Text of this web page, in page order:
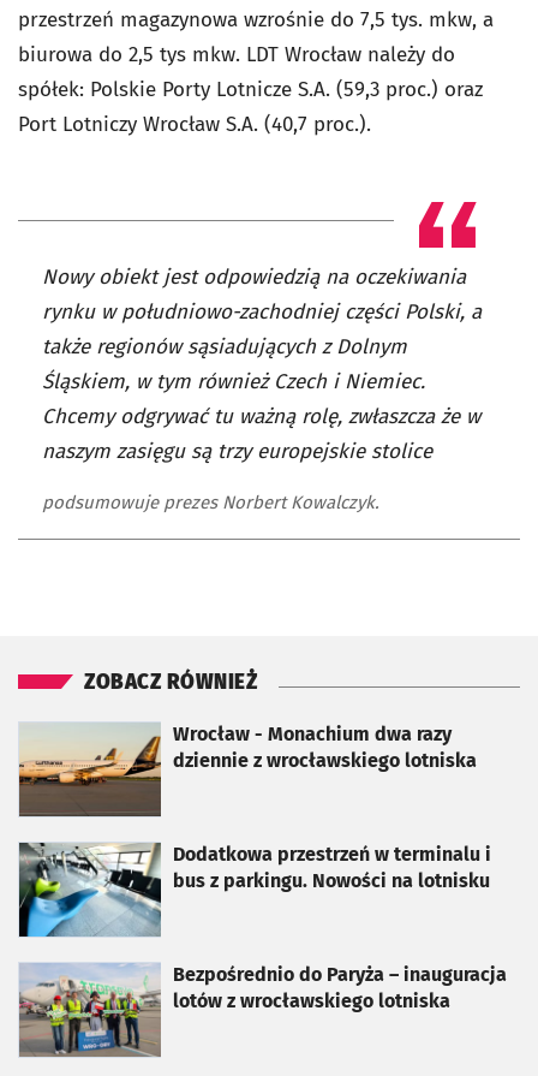
przestrzeń magazynowa wzrośnie do 7,5 tys. mkw, a
biurowa do 2,5 tys mkw. LDT Wrocław należy do
spółek: Polskie Porty Lotnicze S.A. (59,3 proc.) oraz
Port Lotniczy Wrocław S.A. (40,7 proc.).
Nowy obiekt jest odpowiedzią na oczekiwania
rynku w południowo-zachodniej części Polski, a
także regionów sąsiadujących z Dolnym
Śląskiem, w tym również Czech i Niemiec.
Chcemy odgrywać tu ważną rolę, zwłaszcza że w
naszym zasięgu są trzy europejskie stolice
podsumowuje prezes Norbert Kowalczyk.
ZOBACZ RÓWNIEŻ
Wrocław - Monachium dwa razy
dziennie z wrocławskiego lotniska
otworzy się w nowej karcie
Dodatkowa przestrzeń w terminalu i
bus z parkingu. Nowości na lotnisku
otworzy się w nowej karcie
Bezpośrednio do Paryża – inauguracja
lotów z wrocławskiego lotniska
otworzy się w nowej karcie